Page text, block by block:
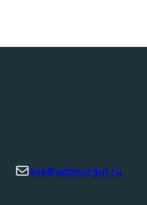
Почта
ksp@admsurgut.ru